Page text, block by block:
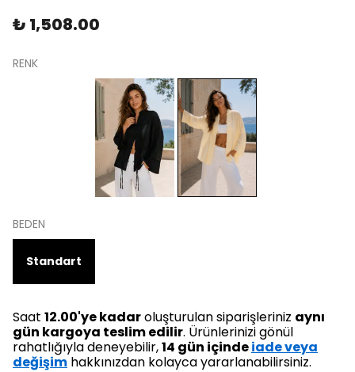
₺ 1,508.00
RENK
BEDEN
Standart
Saat 12.00'ye kadaroluşturulan siparişleriniz aynı
gün kargoya teslim edilir. Ürünlerinizi gönül
rahatlığıyla deneyebilir,14 gün içindeiade veya
değişim hakkınızdan kolayca yararlanabilirsiniz.